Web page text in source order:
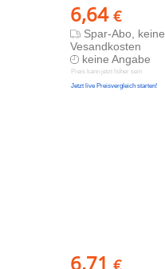
6,64 €
Spar-Abo, keine
Vesandkosten
keine Angabe
Preis kann jetzt höher sein
Jetzt live Preisvergleich starten!
6,71 €